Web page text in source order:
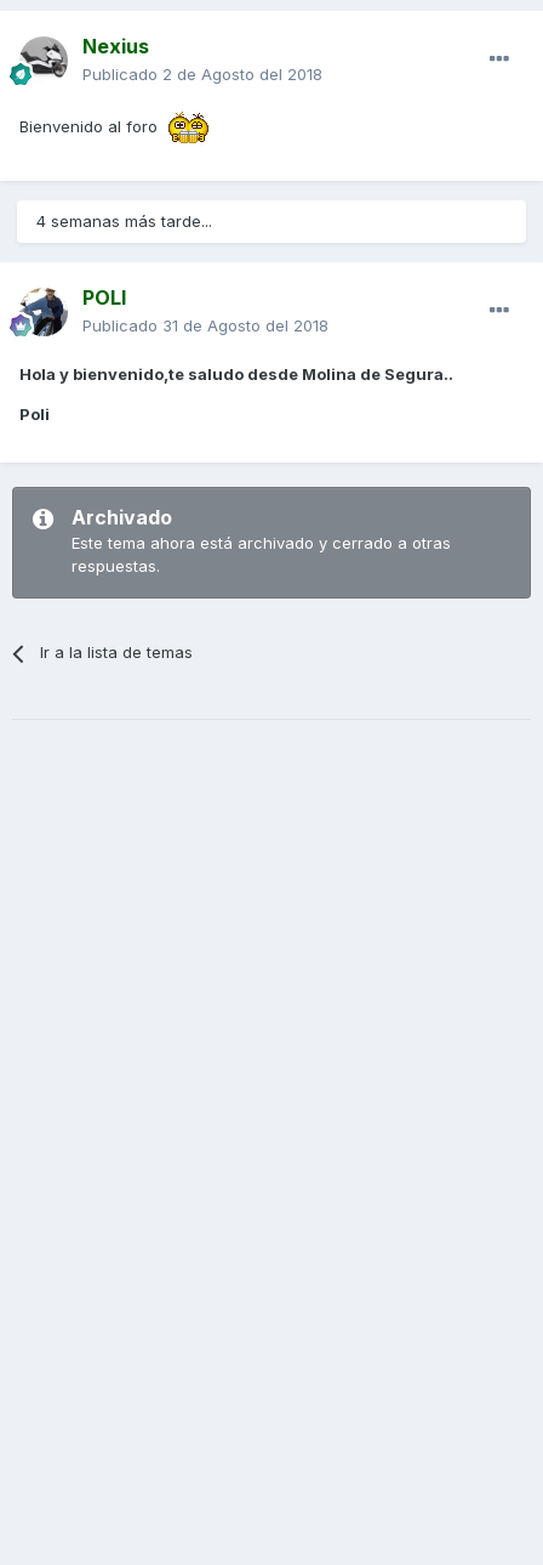
Nexius
Publicado 2 de Agosto del 2018
Bienvenido al foro
4 semanas más tarde...
POLI
Publicado 31 de Agosto del 2018
Hola y bienvenido,te saludo desde Molina de Segura..
Poli
Archivado
Este tema ahora está archivado y cerrado a otras
respuestas.
Ir a la lista de temas